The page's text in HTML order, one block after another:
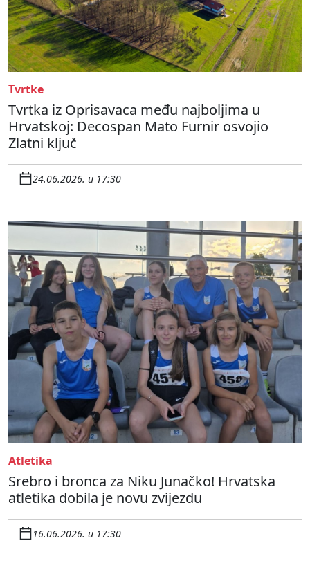
Tvrtke
Tvrtka iz Oprisavaca među najboljima u
Hrvatskoj: Decospan Mato Furnir osvojio
Zlatni ključ
24.06.2026. u 17:30
Atletika
Srebro i bronca za Niku Junačko! Hrvatska
atletika dobila je novu zvijezdu
16.06.2026. u 17:30